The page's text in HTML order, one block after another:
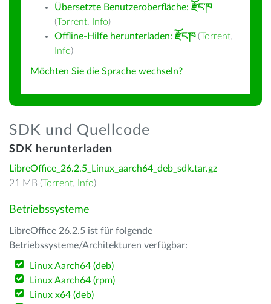
Übersetzte Benutzeroberfläche: རྫོང་ཁ
(Torrent, Info)
Offline-Hilfe herunterladen: རྫོང་ཁ (Torrent,
Info)
Möchten Sie die Sprache wechseln?
SDK und Quellcode
SDK herunterladen
LibreOffice_26.2.5_Linux_aarch64_deb_sdk.tar.gz
21 MB (Torrent, Info)
Betriebssysteme
LibreOffice 26.2.5 ist für folgende
Betriebssysteme/Architekturen verfügbar:
Linux Aarch64 (deb)
Linux Aarch64 (rpm)
Linux x64 (deb)